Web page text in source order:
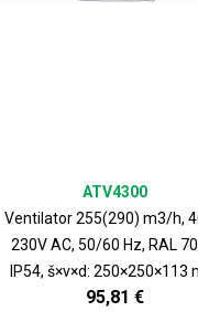
Ventilator 255(290) m3/h,
230V AC, 50/60 Hz, RAL
IP54, š×v×d: 250×250×113
ATV4300
95,81 €